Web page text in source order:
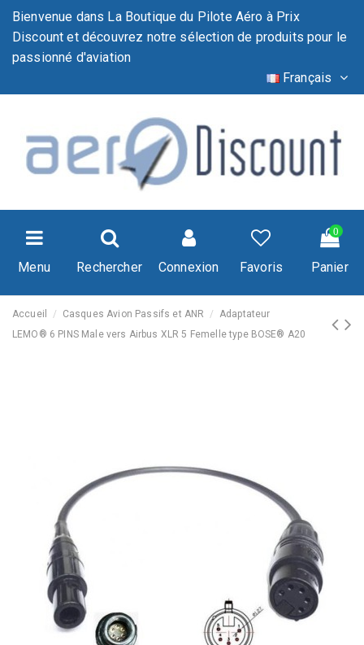
Bienvenue dans La Boutique du Pilote Aéro à Prix
Discount et découvrez notre sélection de produits pour le
passionné d'aviation
Français
Menu Rechercher Connexion Favoris
0
Panier
Accueil Casques Avion Passifs et ANR
Adaptateur
LEMO® 6 PINS Male vers Airbus XLR 5 Femelle type BOSE® A20